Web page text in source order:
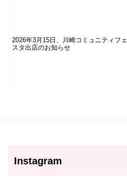
2026年3月15日、川崎コミュニティフェ
スタ出店のお知らせ
Instagram